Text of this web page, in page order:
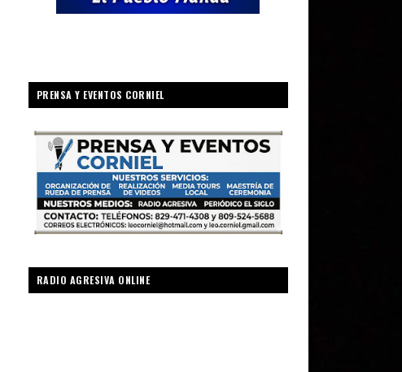
PRENSA Y EVENTOS CORNIEL
RADIO AGRESIVA ONLINE